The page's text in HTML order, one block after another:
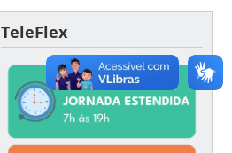
TeleFlex